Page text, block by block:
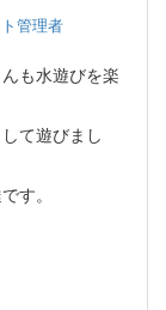
管理者
も水遊びを楽
て遊びまし
す。